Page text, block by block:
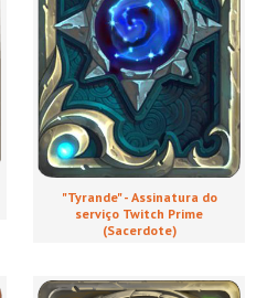
"Tyrande" - Assinatura do
serviço Twitch Prime
(Sacerdote)